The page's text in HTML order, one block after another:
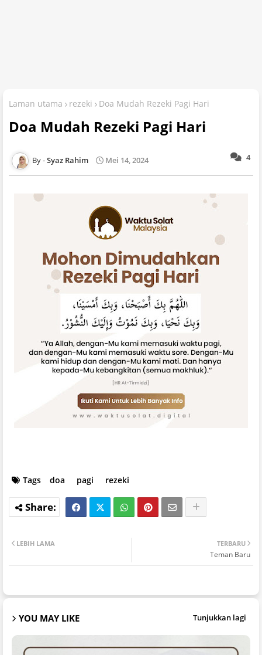
Laman utama rezeki Doa Mudah Rezeki Pagi Hari
Doa Mudah Rezeki Pagi Hari
4
Syaz Rahim Mei 14, 2024
Tags doa pagi rezeki
TERBARU
Teman Baru
LEBIH LAMA
YOU MAY LIKE Tunjukkan lagi